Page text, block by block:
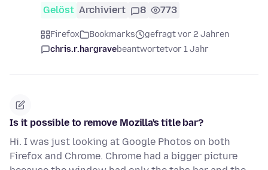
Gelöst Archiviert 8 773
Firefox Bookmarks
gefragt vor 2 Jahren
chris.r.hargravebeantwortetvor 1 Jahr
Is it possible to remove Mozilla's title bar?
Hi. I was just looking at Google Photos on both
Firefox and Chrome. Chrome had a bigger picture